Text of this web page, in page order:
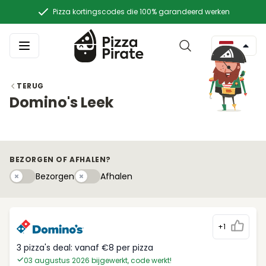
Pizza kortingscodes die 100% garandeerd werken
TERUG
Domino's Leek
BEZORGEN OF AFHALEN?
BezorgenBezorgenAfhalenyAfhalen
+1
3 pizza's deal: vanaf €8 per pizza
03 augustus 2026 bijgewerkt, code werkt!